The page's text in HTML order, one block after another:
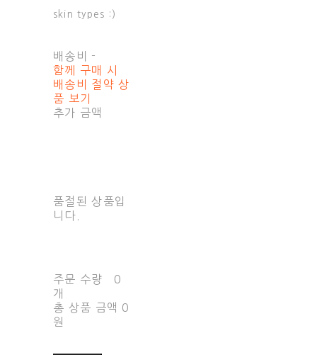
skin types :)
배송비 -
함께 구매 시
배송비 절약 상
품 보기
추가 금액
품절된 상품입
니다.
주문 수량
0
개
총 상품 금액 0
원